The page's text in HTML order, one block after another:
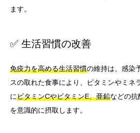
ます。
✅ 生活習慣の改善
免疫力を高める生活習慣の維持は、感染
スの取れた食事により、ビタミンやミネ
にビタミンCやビタミンE、亜鉛などの
を意識的に摂取します。